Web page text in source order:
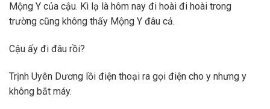
Mộng Y của cậu. Kì lạ là hôm nay đi hoài đi hoài trong
trường cũng không thấy Mộng Y đâu cả.
Cậu ấy đi đâu rồi?
Trịnh Uyên Dương lồi điện thoại ra gọi điện cho y nhưng y
không bắt máy.